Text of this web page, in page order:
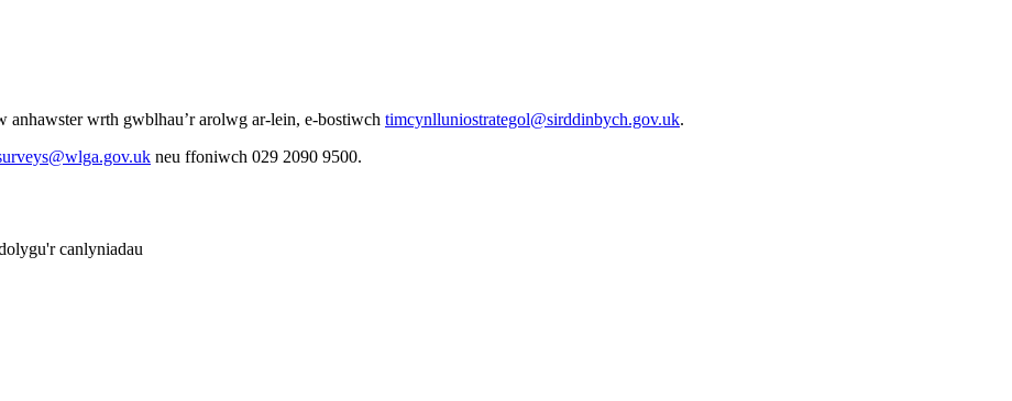
wrth gwblhau’r arolwg ar-lein, e-bostiwch timcynlluniostrategol@sirddinbych.gov.uk.
neu ffoniwch 029 2090 9500.
canlyniadau